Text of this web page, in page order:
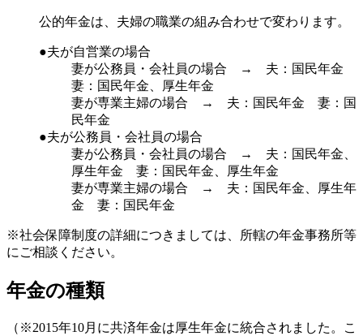
公的年金は、夫婦の職業の組み合わせで変わります。
●夫が自営業の場合
妻が公務員・会社員の場合 → 夫：国民年金
妻：国民年金、厚生年金
妻が専業主婦の場合 → 夫：国民年金 妻：国
民年金
●夫が公務員・会社員の場合
妻が公務員・会社員の場合 → 夫：国民年金、
厚生年金 妻：国民年金、厚生年金
妻が専業主婦の場合 → 夫：国民年金、厚生年
金 妻：国民年金
※社会保障制度の詳細につきましては、所轄の年金事務所等
にご相談ください。
年金の種類
（※2015年10月に共済年金は厚生年金に統合されました。こ